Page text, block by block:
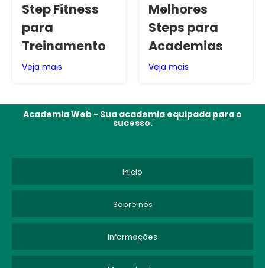
Step Fitness
para
Treinamento
Veja mais
Melhores
Steps para
Academias
Veja mais
Academia Web - Sua academia equipada para o
sucesso.
Inicio
Sobre nós
Informações